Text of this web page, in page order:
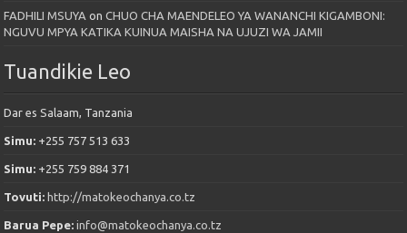
FADHILI MSUYA onCHUO CHA MAENDELEO YA WANANCHI KIGAMBONI:
NGUVU MPYA KATIKA KUINUA MAISHA NA UJUZI WA JAMII
Tuandikie Leo
Dar es Salaam, Tanzania
Simu: +255 757 513 633
Simu: +255 759 884 371
Tovuti: http://matokeochanya.co.tz
Barua Pepe:info@matokeochanya.co.tz